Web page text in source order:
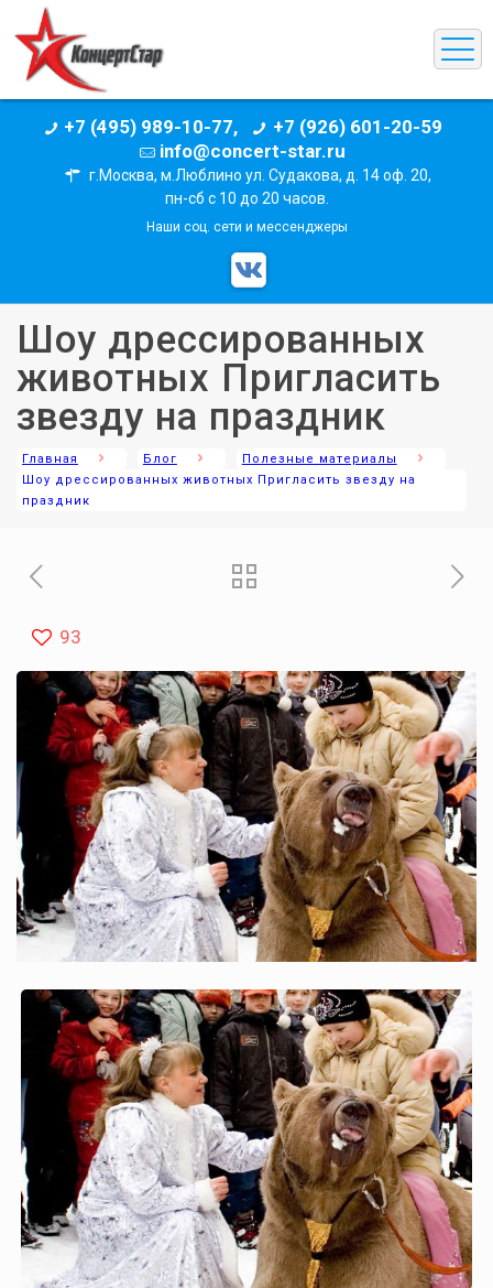
+7 (495) 989-10-77,
+7 (926) 601-20-59
info@concert-star.ru
г.Москва, м.Люблино ул. Судакова, д. 14 оф. 20,
пн-сб с 10 до 20 часов.
Наши соц. сети и мессенджеры
Шоу дрессированных
животных Пригласить
звезду на праздник
Главная Блог
Полезные материалы
Шоу дрессированных животных Пригласить звезду на
праздник
93